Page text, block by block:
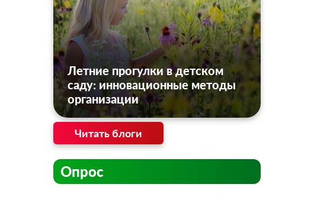
Летние прогулки в детском
саду: инновационные методы
организации
Читать блоги
Опрос